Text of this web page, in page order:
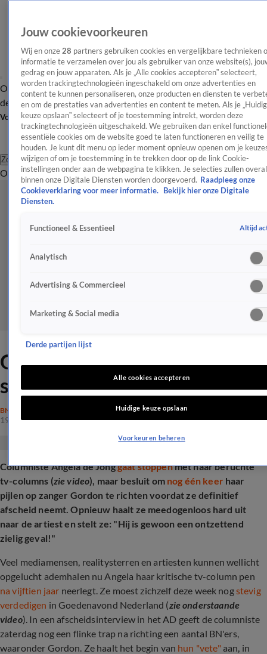
OverzichtAfleveringen Entertainment TV Algemeen
Tip
de redactieNieuwsbrief
Volg Shownieuws
Zoeken
OverzichtEntertainmentSpraakmakendRealityCrimeVideo's
Gordon opnieuw door het
slijk gehaald: 'Zielig geval'
BN'ERS
19 juli 2025, 20:09
Columniste Angela de Jonggaat stoppenmet haar beruchte
tv-columns (zie video), maar besluit om nog één keer haar
pijlen op zanger Gordon te richten voordat ze definitief
afscheid neemt. Opnieuw haalt ze meedogenloos hard uit
naar de artiest en stelt ze: "Hij is gewoon een ontzettend
zielig geval!"
Veel mediamensen, realitysterren en artiesten kunnen wellicht
opgelucht ademhalen nu Angela haar kritische tv-column pen
na vijftien jaar neerlegt. Ze moest zichzelf deze week nogstevig
verdedigen in Goedenavond Nederland (zie onderstaande
video). In een afscheidsinterview in het AD geeft de columniste
zaterdag nog een flinke trap na richting een aantal BN'ers,
waaronder Gordon. Ze haalt het begin van hun "vete" aan, in
Jouw cookievoorkeuren
Wij en onze 28 partners gebruiken cookies en vergelijkbare technieken
informatie te verzamelen over jou als gebruiker van onze website(s),
gedrag en jouw apparaten. Als je „Alle cookies accepteren” selecteert,
worden trackingtechnologieën ingeschakeld om onze advertenties en
content te kunnen personaliseren, onze producten en diensten te
en om de prestaties van advertenties en content te meten. Als je
keuze opslaan” selecteert of je toestemming intrekt, worden deze
trackingtechnologieën uitgeschakeld. We gebruiken dan enkel
essentiële cookies om de website goed te laten functioneren en veilig te
houden. Je kunt dit menu op ieder moment opnieuw openen om je
wijzigen of om je toestemming in te trekken door op de link Cookie-
instellingen onder aan de webpagina te klikken. Je selecties zullen overal
binnen onze Digitale Diensten worden doorgevoerd. Raadpleeg onze
Cookieverklaring voor meer informatie.
Bekijk hier onze Digitale
Diensten.
Functioneel & Essentieel Altijd
Analytisch
Advertising & Commercieel
Marketing & Social media
Derde partijen lijst
Alle cookies accepteren
Huidige keuze opslaan
Voorkeuren beheren